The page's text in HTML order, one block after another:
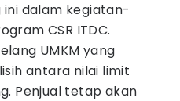
dalam kegiatan-
CSR ITDC.
UMKM yang
antara nilai limit
Penjual tetap akan